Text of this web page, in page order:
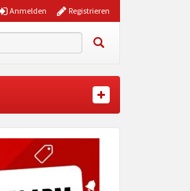
Registrieren
Anmelden